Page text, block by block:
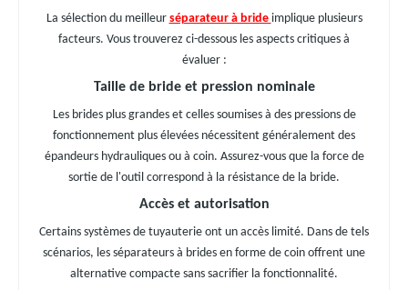
La sélection du meilleur séparateur à bride implique plusieurs
facteurs. Vous trouverez ci-dessous les aspects critiques à
évaluer :
Taille de bride et pression nominale
Les brides plus grandes et celles soumises à des pressions de
fonctionnement plus élevées nécessitent généralement des
épandeurs hydrauliques ou à coin. Assurez-vous que la force de
sortie de l'outil correspond à la résistance de la bride.
Accès et autorisation
Certains systèmes de tuyauterie ont un accès limité. Dans de tels
scénarios, les séparateurs à brides en forme de coin offrent une
alternative compacte sans sacrifier la fonctionnalité.